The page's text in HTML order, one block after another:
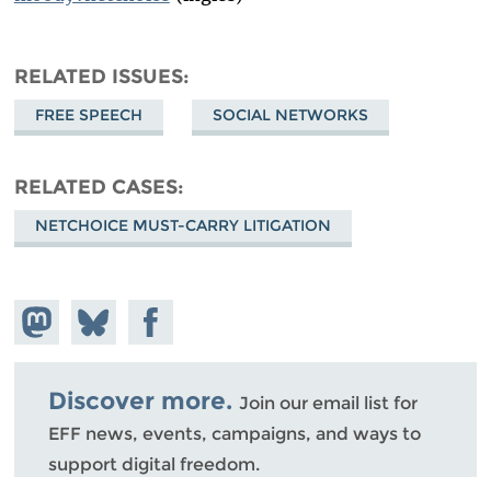
RELATED ISSUES
FREE SPEECH SOCIAL NETWORKS
RELATED CASES
NETCHOICE MUST-CARRY LITIGATION
Share on
Mastodon
Share
on
Bluesky
Share on
Facebook
Discover more. Join our email list for
EFF news, events, campaigns, and ways to
support digital freedom.